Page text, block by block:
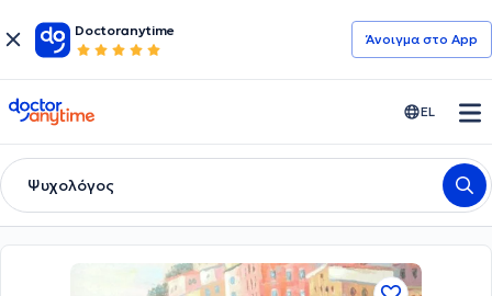
Doctoranytime
Άνοιγμα στο App
doctoranytime EL
Ψυχολόγος